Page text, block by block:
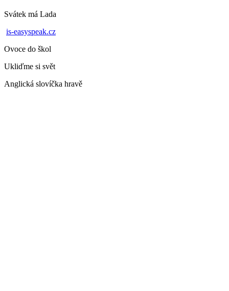
Svátek má Lada
is-easyspeak.cz
Ovoce do škol
Ukliďme si svět
Anglická slovíčka hravě